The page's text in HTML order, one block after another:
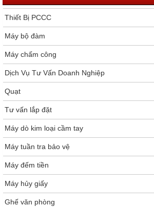
Thiết Bị PCCC
Máy bộ đàm
Máy chấm công
Dịch Vụ Tư Vấn Doanh Nghiệp
Quạt
Tư vấn lắp đặt
Máy dò kim loại cầm tay
Máy tuần tra bảo vệ
Máy đếm tiền
Máy hủy giấy
Ghế văn phòng